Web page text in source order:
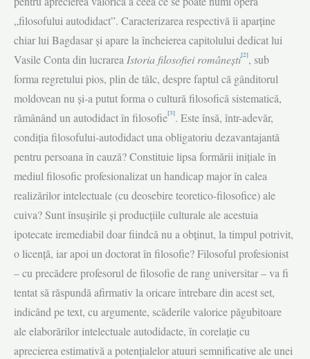
„filosofului autodidact”. Caracterizarea respectivă îi aparține
chiar lui Bagdasar și apare la încheierea capitolului dedicat lui
Vasile Conta din lucrareaIstoria filosofiei românești[2], sub
forma regretului pios, plin de tâlc, despre faptul că gânditorul
moldovean nu și-a putut forma o cultură filosofică sistematică,
rămânând un autodidact în filosofie[3]. Este însă, într-adevăr,
condiția filosofului-autodidact una obligatoriu dezavantajantă
pentru persoana în cauză? Constituie lipsa formării inițiale în
mediul filosofic profesionalizat un handicap major în calea
realizărilor intelectuale (cu deosebire teoretico-filosofice) ale
cuiva? Sunt însușirile și producțiile culturale ale acestuia
ipotecate iremediabil doar fiindcă nu a obținut, la timpul potrivit,
o licență, iar apoi un doctorat în filosofie? Filosoful profesionist
– cu precădere profesorul de filosofie de rang universitar – va fi
tentat să răspundă afirmativ la oricare întrebare din acest set,
indicând pe text, cu argumente, scăderile valorice păgubitoare
ale elaborărilor intelectuale autodidacte, în corelație cu
aprecierea estimativă a potențialelor atuuri semnificative ale unei